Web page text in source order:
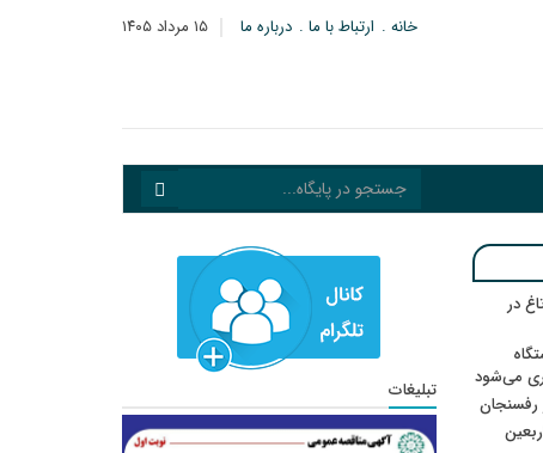
۱۵ مرداد ۱۴۰۵ خانه ارتباط با ما درباره ما
در
می‌شود
رفسنجان
تبلیغات